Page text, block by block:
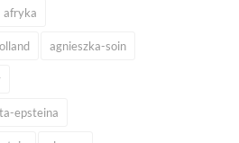
afryka
agnieszka-soin
epsteina